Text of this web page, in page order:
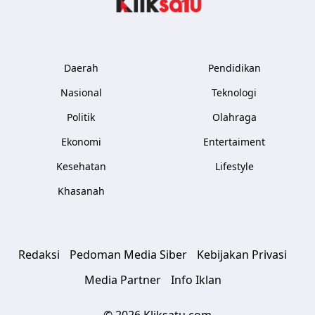
Daerah
Nasional
Politik
Ekonomi
Kesehatan
Khasanah
Pendidikan
Teknologi
Olahraga
Entertaiment
Lifestyle
Redaksi Pedoman Media Siber
Kebijakan Privasi
Media Partner
Info Iklan